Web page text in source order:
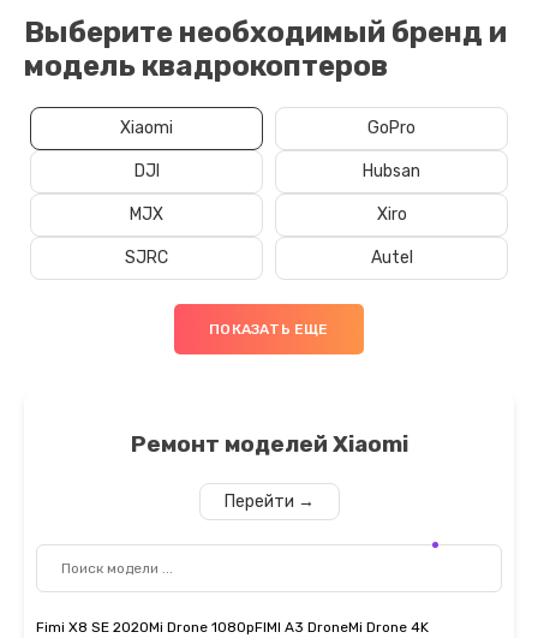
Выберите необходимый бренд и
модель квадрокоптеров
Xiaomi GoPro
DJI Hubsan
MJX Xiro
SJRC Autel
ПОКАЗАТЬ ЕЩЕ
Ремонт моделей Xiaomi
Перейти →
Fimi X8 SE 2020Mi Drone 1080pFIMI A3 DroneMi Drone 4K